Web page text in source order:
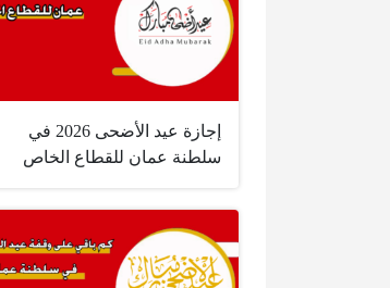
إجازة عيد الأضحى 2026 في
سلطنة عمان للقطاع الخاص